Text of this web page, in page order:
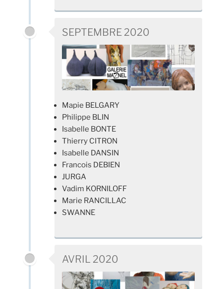
SEPTEMBRE 2020
Mapie BELGARY
Philippe BLIN
Isabelle BONTE
Thierry CITRON
Isabelle DANSIN
Francois DEBIEN
JURGA
Vadim KORNILOFF
Marie RANCILLAC
SWANNE
AVRIL 2020